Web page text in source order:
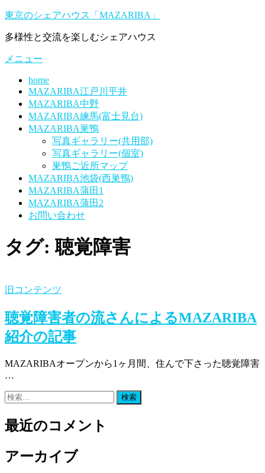
コ
テ
ツ
東京のシェアハウス「MAZARIBA」
多様性と交流を楽しむシェアハウス
メニュー
home
MAZARIBA江戸川平井
MAZARIBA中野
MAZARIBA練馬(富士見台)
MAZARIBA巣鴨
写真ギャラリー(共用部)
写真ギャラリー(個室)
巣鴨ご近所マップ
MAZARIBA池袋(西巣鴨)
MAZARIBA蒲田1
MAZARIBA蒲田2
お問い合わせ
タグ:聴覚障害
旧コンテンツ
聴覚障害者の流さんによるMAZARIBA
紹介の記事
MAZARIBAオープンから1ヶ月間、住んで下さった聴覚障害
…
検
最近のコメント
アーカイブ